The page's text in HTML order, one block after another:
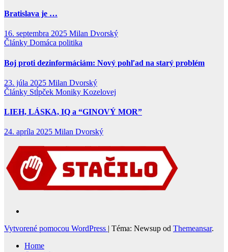
Bratislava je …
16. septembra 2025 Milan Dvorský
Články Domáca politika
Boj proti dezinformáciám: Nový pohľad na starý problém
23. júla 2025 Milan Dvorský
Články Stĺpček Moniky Kozelovej
LIEH, LÁSKA, IQ a “GINOVÝ MOR”
24. apríla 2025 Milan Dvorský
Vytvorené pomocou WordPress | Téma: Newsup od Themeansar.
Home